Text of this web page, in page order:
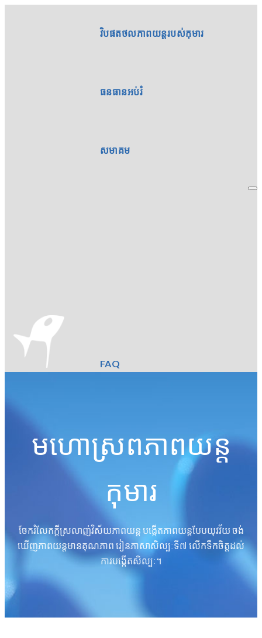
វិបផតថលភាពយន្តរបស់កុមារ
ធនធានអប់រំ
សមាគម
FAQ
មហោស្រពភាពយន្ត
កុមារ
ចែករំលែកក្តីស្រលាញ់វិស័យភាពយន្ត បង្កើតភាពយន្តបែបយុវវ័យ ចង់
ឃើញភាពយន្តមានគុណភាព រៀនភាសាសិល្បៈទី៧ លើកទឹកចិត្តដល់
ការបង្កើតសិល្បៈ។